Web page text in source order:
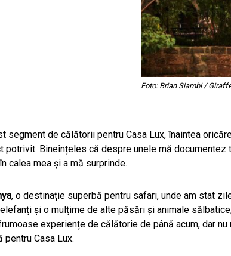
Foto: Brian Siambi /
segment de călătorii pentru Casa Lux, înaintea
potrivit. Bineînțeles că despre unele mă documentez
calea mea și a mă surprinde.
, o destinație superbă pentru safari, unde am stat
și o mulțime de alte păsări și animale
experiențe de călătorie de până acum, dar
Casa Lux.